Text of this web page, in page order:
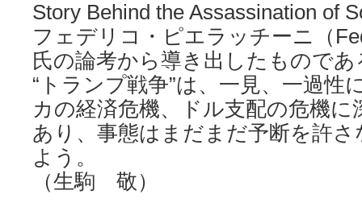
Story Behind the Assassination of
フェデリコ・ピエラッチーニ（
氏の論考から導き出したものであ
“トランプ戦争”は、一見、一過性
カの経済危機、ドル支配の危機
あり、事態はまだまだ予断を許
よう。
（生駒 敬）